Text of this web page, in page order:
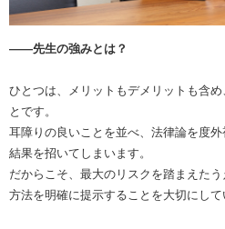
――先生の強みとは？
ひとつは、メリットもデメリットも含
とです。
耳障りの良いことを並べ、法律論を度
結果を招いてしまいます。
だからこそ、最大のリスクを踏まえた
方法を明確に提示することを大切にして